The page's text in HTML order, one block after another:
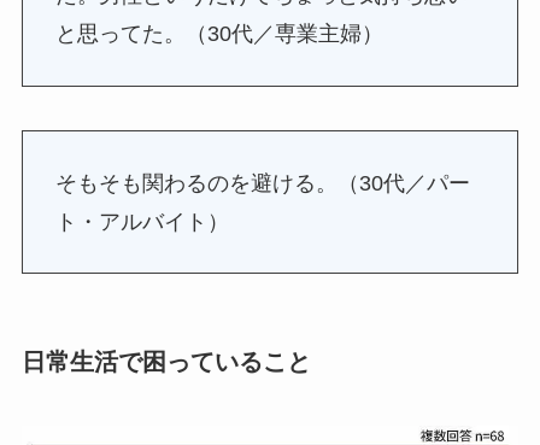
と思ってた。（30代／専業主婦）
そもそも関わるのを避ける。（30代／パー
ト・アルバイト）
日常生活で困っていること